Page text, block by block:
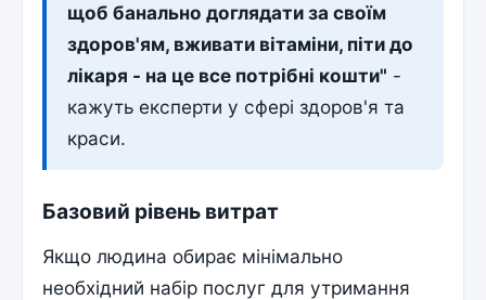
щоб банально доглядати за своїм
здоров'ям, вживати вітаміни, піти до
лікаря - на це все потрібні кошти" -
кажуть експерти у сфері здоров'я та
краси.
Базовий рівень витрат
Якщо людина обирає мінімально
необхідний набір послуг для утримання